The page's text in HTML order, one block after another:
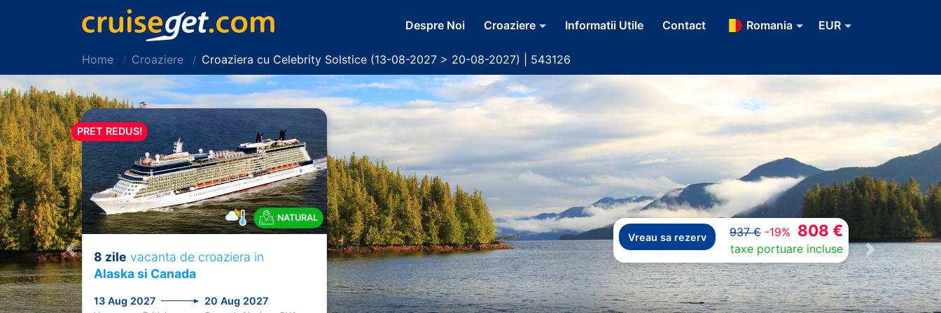
Despre Noi Croaziere Informatii Utile Contact Romania EUR
Home Croaziere Croaziera cu Celebrity Solstice (13-08-2027 > 20-08-2027) | 543126
Vreau sa rezerv 937 € -19% 808 €
taxe portuare incluse
Previous Next
PRET REDUS!
NATURAL
8 zile vacanta de croaziera in
Alaska si Canada
13 Aug 2027 20 Aug 2027